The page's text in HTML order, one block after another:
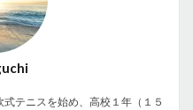
テニスを始め、高校１年（１５